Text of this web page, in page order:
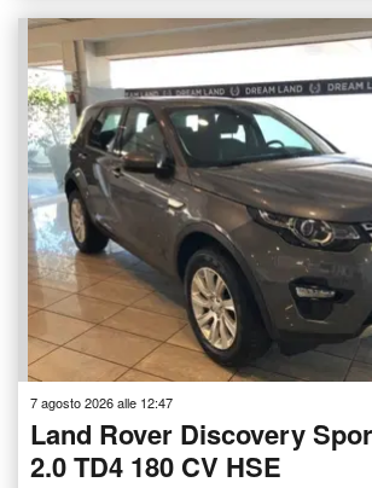
7 agosto 2026 alle 12:47
Land Rover Discovery
2.0 TD4 180 CV HSE